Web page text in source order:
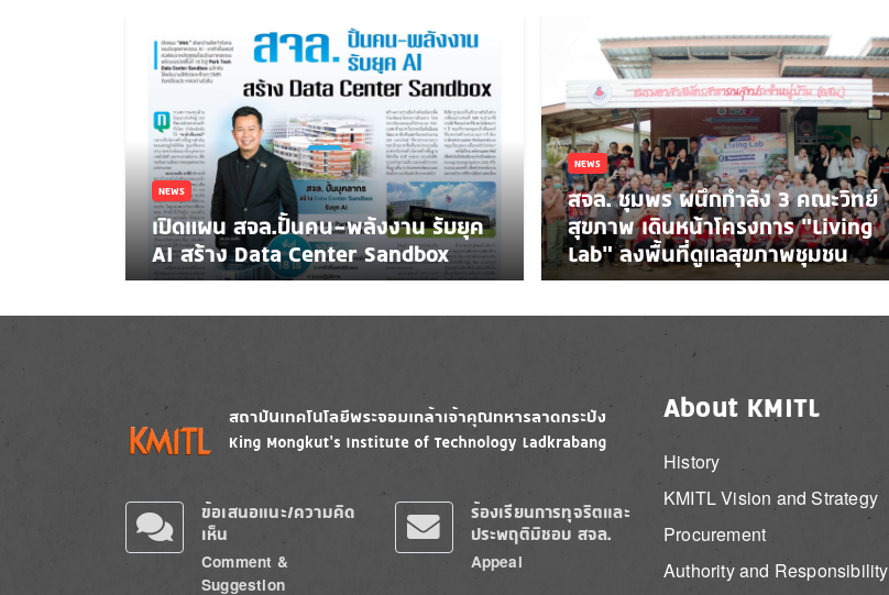
NEWS
เปิดแผน สจล.ปั้นคน-พลังงาน รับยุค
AI สร้าง Data Center Sandbox
NEWS
สจล. ชุมพร ผนึกกำลัง 3 คณะวิทย์
สุขภาพ เดินหน้าโครงการ “Living
Lab” ลงพื้นที่ดูแลสุขภาพชุมชน
Image Image
ข้อเสนอแนะ/ความคิด
เห็น
Comment &
Suggestion
ร้องเรียนการทุจริตและ
ประพฤติมิชอบ สจล.
Appeal
About KMITL
History
KMITL Vision and Strategy
Procurement
Authority and Responsibility